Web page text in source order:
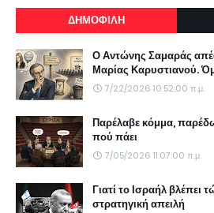
ΔΗΜΟΦΙΛΗ
Ο Αντώνης Σαμαράς
Μαρίας Καρυστιανού.
7/22/2026 10:52:00 π.μ.
Παρέλαβε κόμμα,
πού πάει
7/05/2026 11:07:00 π.μ.
Γιατί το Ισραήλ βλέπει
στρατηγική απειλή